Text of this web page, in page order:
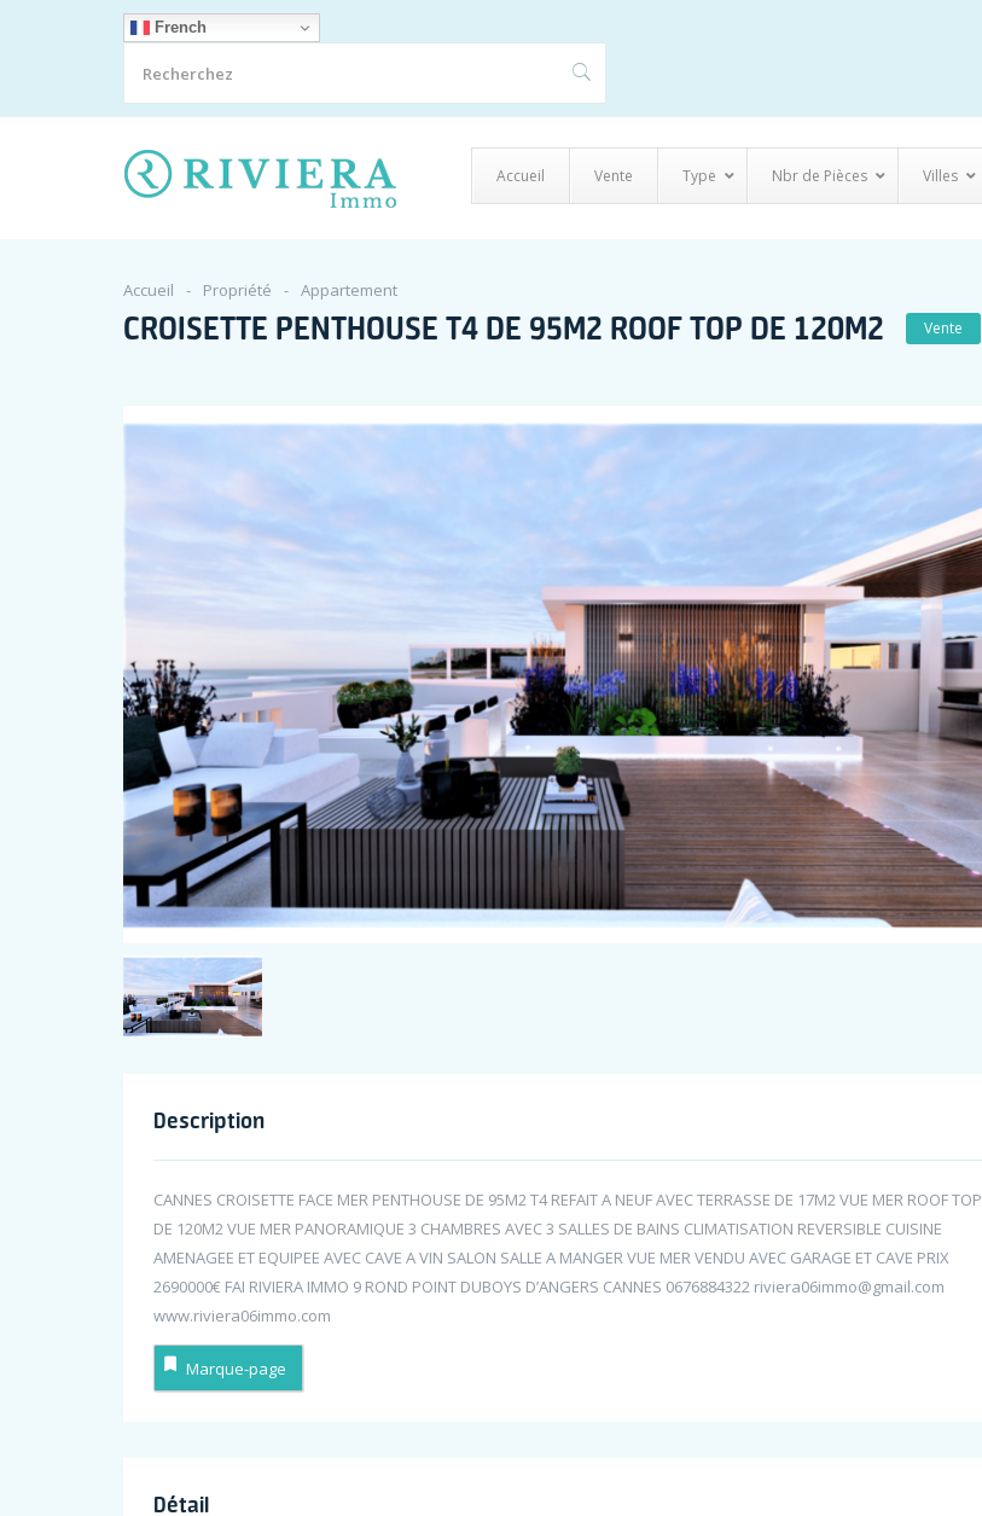
French
Accueil Vente Type Nbr de Pièces Villes
Accueil Propriété Appartement
CROISETTE PENTHOUSE T4 DE 95M2 ROOF TOP DE 120M2 Vente
Description
CANNES CROISETTE FACE MER PENTHOUSE DE 95M2 T4 REFAIT A NEUF AVEC TERRASSE DE 17M2 VUE MER ROOF TOP
DE 120M2 VUE MER PANORAMIQUE 3 CHAMBRES AVEC 3 SALLES DE BAINS CLIMATISATION REVERSIBLE CUISINE
AMENAGEE ET EQUIPEE AVEC CAVE A VIN SALON SALLE A MANGER VUE MER VENDU AVEC GARAGE ET CAVE PRIX
2690000€ FAI RIVIERA IMMO 9 ROND POINT DUBOYS D’ANGERS CANNES 0676884322 riviera06immo@gmail.com
www.riviera06immo.com
Marque-page
Détail